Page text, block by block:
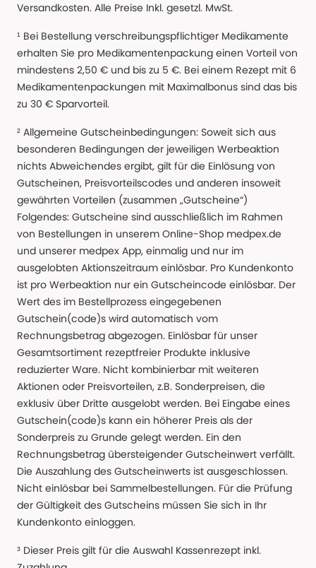
Versandkosten. Alle Preise Inkl. gesetzl. MwSt.
¹ Bei Bestellung verschreibungspflichtiger Medikamente
erhalten Sie pro Medikamentenpackung einen Vorteil von
mindestens 2,50 € und bis zu 5 €. Bei einem Rezept mit 6
Medikamentenpackungen mit Maximalbonus sind das bis
zu 30 € Sparvorteil.
² Allgemeine Gutscheinbedingungen: Soweit sich aus
besonderen Bedingungen der jeweiligen Werbeaktion
nichts Abweichendes ergibt, gilt für die Einlösung von
Gutscheinen, Preisvorteilscodes und anderen insoweit
gewährten Vorteilen (zusammen „Gutscheine“)
Folgendes: Gutscheine sind ausschließlich im Rahmen
von Bestellungen in unserem Online-Shop medpex.de
und unserer medpex App, einmalig und nur im
ausgelobten Aktionszeitraum einlösbar. Pro Kundenkonto
ist pro Werbeaktion nur ein Gutscheincode einlösbar. Der
Wert des im Bestellprozess eingegebenen
Gutschein(code)s wird automatisch vom
Rechnungsbetrag abgezogen. Einlösbar für unser
Gesamtsortiment rezeptfreier Produkte inklusive
reduzierter Ware. Nicht kombinierbar mit weiteren
Aktionen oder Preisvorteilen, z.B. Sonderpreisen, die
exklusiv über Dritte ausgelobt werden. Bei Eingabe eines
Gutschein(code)s kann ein höherer Preis als der
Sonderpreis zu Grunde gelegt werden. Ein den
Rechnungsbetrag übersteigender Gutscheinwert verfällt.
Die Auszahlung des Gutscheinwerts ist ausgeschlossen.
Nicht einlösbar bei Sammelbestellungen. Für die Prüfung
der Gültigkeit des Gutscheins müssen Sie sich in Ihr
Kundenkonto einloggen.
³ Dieser Preis gilt für die Auswahl Kassenrezept inkl.